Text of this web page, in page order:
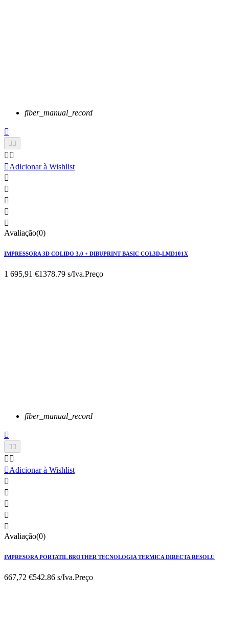
fiber_manual_record

 
 
Adicionar à Wishlist





Avaliação(0)
IMPRESSORA 3D COLIDO 3.0 + DIBUPRINT BASIC COL3D-LMD101X
1 695,91 €1378.79 s/Iva.Preço
fiber_manual_record

 
 
Adicionar à Wishlist





Avaliação(0)
IMPRESORA PORTATIL BROTHER TECNOLOGIA TERMICA DIRECTA RESOLU
667,72 €542.86 s/Iva.Preço